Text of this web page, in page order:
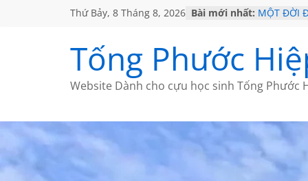
Thứ Bảy, 8 Tháng 8, 2026 Bài mới nhất: MỘT ĐỜI
CHÙM
GIÃ TỪ ĐÀ
HỌC SỬ
Tống Phước
Website Dành cho cựu học sinh Tống Phước